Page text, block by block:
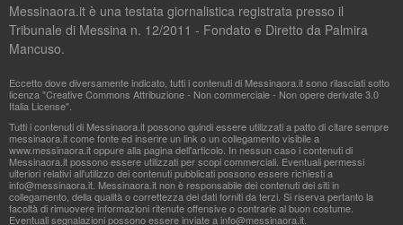
Messinaora.it è una testata giornalistica registrata presso il
Tribunale di Messina n. 12/2011 - Fondato e Diretto da Palmira
Mancuso.
Eccetto dove diversamente indicato, tutti i contenuti di Messinaora.it sono rilasciati sotto
licenza "Creative Commons Attribuzione - Non commerciale - Non opere derivate 3.0
Italia License".
Tutti i contenuti di Messinaora.it possono quindi essere utilizzati a patto di citare sempre
messinaora.it come fonte ed inserire un link o un collegamento visibile a
www.messinaora.it oppure alla pagina dell'articolo. In nessun caso i contenuti di
Messinaora.it possono essere utilizzati per scopi commerciali. Eventuali permessi
ulteriori relativi all'utilizzo dei contenuti pubblicati possono essere richiesti a
info@messinaora.it . Messinaora.it non è responsabile dei contenuti dei siti in
collegamento, della qualità o correttezza dei dati forniti da terzi. Si riserva pertanto la
facoltà di rimuovere informazioni ritenute offensive o contrarie al buon costume.
Eventuali segnalazioni possono essere inviate ainfo@messinaora.it